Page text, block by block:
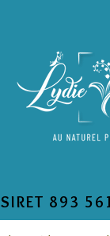
SIRET 893